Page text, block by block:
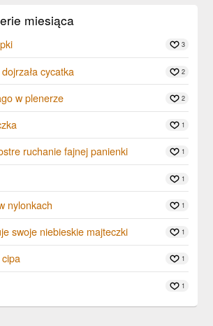
miesiąca
3
cycatka 2
w plenerze 2
1
ruchanie fajnej panienki 1
1
nylonkach 1
swoje niebieskie majteczki 1
cipa 1
1